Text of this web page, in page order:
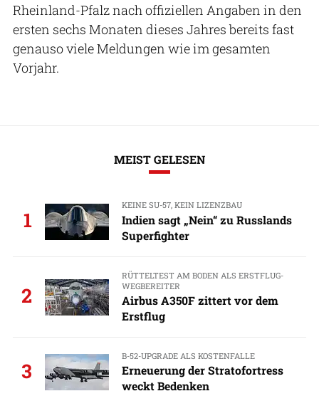
Rheinland-Pfalz nach offiziellen Angaben in den
ersten sechs Monaten dieses Jahres bereits fast
genauso viele Meldungen wie im gesamten
Vorjahr.
MEIST GELESEN
1
KEINE SU-57, KEIN LIZENZBAU
Indien sagt „Nein“ zu Russlands
Superfighter
2
RÜTTELTEST AM BODEN ALS ERSTFLUG-
WEGBEREITER
Airbus A350F zittert vor dem
Erstflug
3
B-52-UPGRADE ALS KOSTENFALLE
Erneuerung der Stratofortress
weckt Bedenken